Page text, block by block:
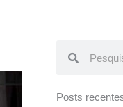
Posts